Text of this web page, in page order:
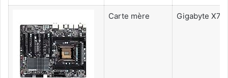
Carte mère Gigabyte